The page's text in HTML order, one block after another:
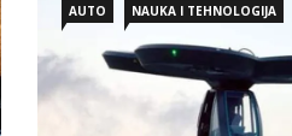
AUTO NAUKA I TEHNOLOGIJA